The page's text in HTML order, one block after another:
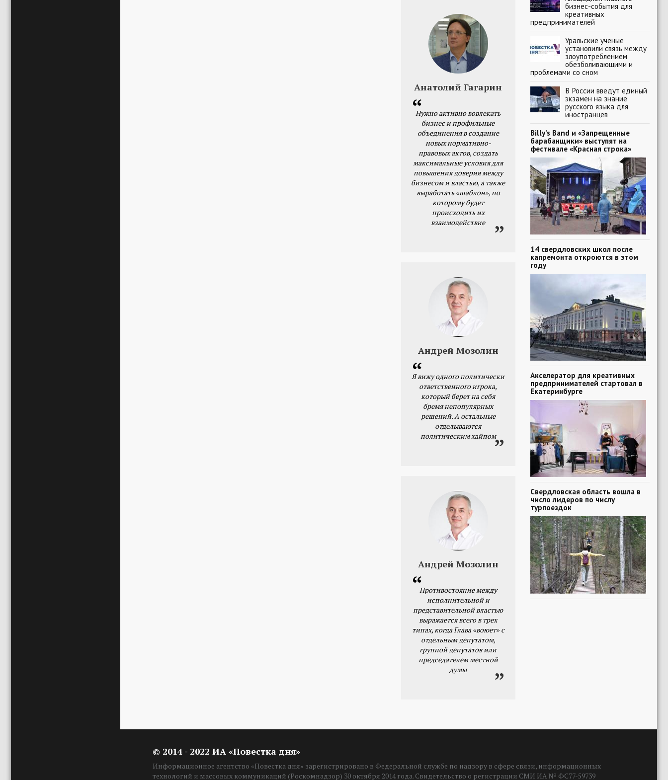
Анатолий Гагарин
Нужно активно вовлекать
бизнес и профильные
объединения в создание
новых нормативно-
правовых актов, создать
максимальные условия для
повышения доверия между
бизнесом и властью, а также
выработать «шаблон», по
которому будет
происходить их
взаимодействие
Андрей Мозолин
Я вижу одного политически
ответственного игрока,
который берет на себя
бремя непопулярных
решений. А остальные
отделываются
политическим хайпом
Андрей Мозолин
Противостояние между
исполнительной и
представительной властью
выражается всего в трех
типах, когда Глава «воюет» с
отдельным депутатом,
группой депутатов или
председателем местной
думы
бизнес-события для
креативных
предпринимателей
Уральские ученые
установили связь между
злоупотреблением
обезболивающими и
проблемами со сном
В России введут единый
экзамен на знание
русского языка для
иностранцев
Billy’s Band и «Запрещенные
барабанщики» выступят на
фестивале «Красная строка»
14 свердловских школ после
капремонта откроются в этом
году
Акселератор для креативных
предпринимателей стартовал в
Екатеринбурге
Свердловская область вошла в
число лидеров по числу
турпоездок
© 2014 - 2022 ИА «Повестка дня»
Информационное агентство «Повестка дня» зарегистрировано в Федеральной службе по надзору в сфере связи, информационных
технологий и массовых коммуникаций (Роскомнадзор) 30 октября 2014 года. Свидетельство о регистрации СМИ ИА № ФС77-59739